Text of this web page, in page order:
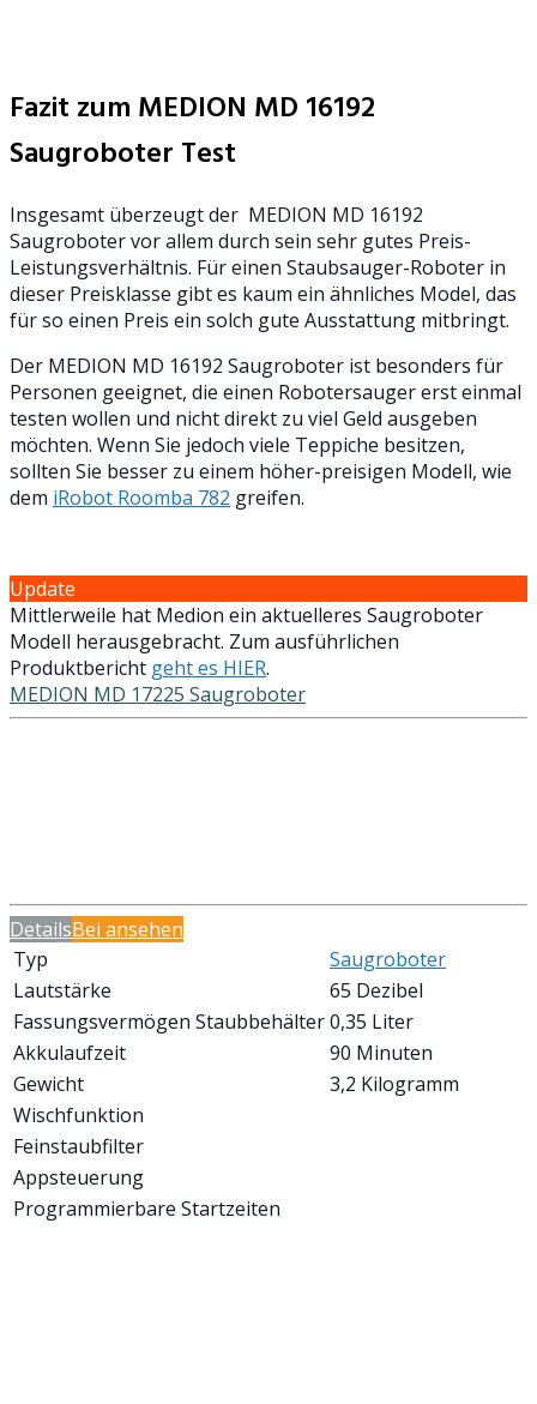
Fazit zum MEDION MD 16192
Saugroboter Test
Insgesamt überzeugt der MEDION MD 16192
Saugroboter vor allem durch sein sehr gutes Preis-
Leistungsverhältnis. Für einen Staubsauger-Roboter in
dieser Preisklasse gibt es kaum ein ähnliches Model, das
für so einen Preis ein solch gute Ausstattung mitbringt.
Der MEDION MD 16192 Saugroboter ist besonders für
Personen geeignet, die einen Robotersauger erst einmal
testen wollen und nicht direkt zu viel Geld ausgeben
möchten. Wenn Sie jedoch viele Teppiche besitzen,
sollten Sie besser zu einem höher-preisigen Modell, wie
dem iRobot Roomba 782 greifen.
Update
Mittlerweile hat Medion ein aktuelleres Saugroboter
Modell herausgebracht. Zum ausführlichen
Produktbericht geht es HIER.
MEDION MD 17225 Saugroboter
DetailsBei ansehen
Typ
Saugroboter
Lautstärke
65 Dezibel
Fassungsvermögen Staubbehälter0,35 Liter
Akkulaufzeit
90 Minuten
Gewicht
3,2 Kilogramm
Wischfunktion
Feinstaubfilter
Appsteuerung
Programmierbare Startzeiten